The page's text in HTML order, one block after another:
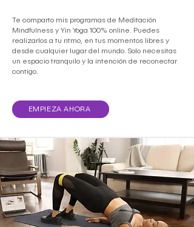
Te comparto mis programas de Meditación
Mindfulness y Yin Yoga 100% online. Puedes
realizarlos a tu ritmo, en tus momentos libres y
desde cualquier lugar del mundo. Solo necesitas
un espacio tranquilo y la intención de reconectar
contigo.
EMPIEZA AHORA